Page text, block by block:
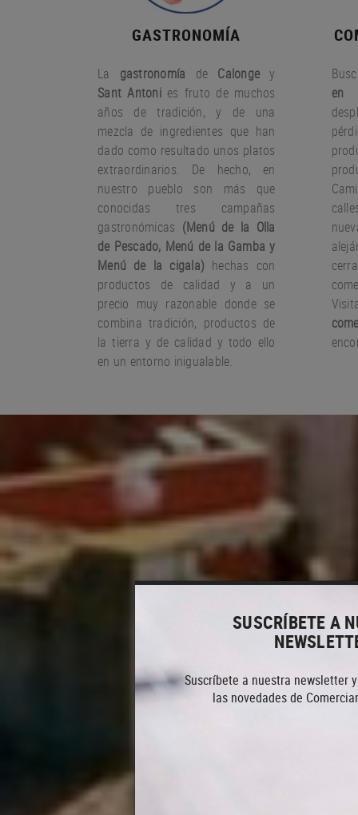
GASTRONOMÍA
La gastronomía de Calonge y
Sant Antoni es fruto de muchos
años
de tradición, y
de una
mezcla de ingredientes que han
dado como resultado unos platos
extraordinarios.
De hecho,
en
nuestro
pueblo
son más que
conocidas
tres
campañas
gastronómicas (Menú de la Olla
de Pescado, Menú de la Gamba y
Menú de la cigala) hechas con
productos
de calidad y a un
precio muy razonable donde se
combina tradición, productos de
la tierra y de calidad y todo ello
en un entorno inigualable.
en
SUSCRÍBETE A
Suscríbete a nuestra newsletter
las novedades de